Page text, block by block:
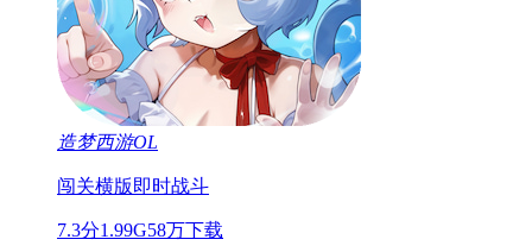
造梦西游OL
闯关横版 即时战斗
7.3分1.99G58万下载